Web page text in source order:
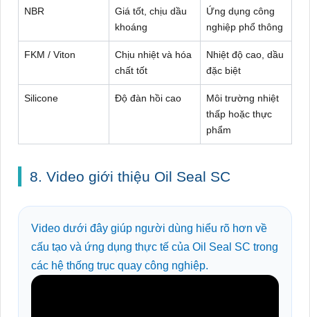
NBR
Giá tốt, chịu dầu
khoáng
Ứng dụng công
nghiệp phổ thông
FKM / Viton
Chịu nhiệt và hóa
chất tốt
Nhiệt độ cao, dầu
đặc biệt
Silicone Độ đàn hồi cao
Môi trường nhiệt
thấp hoặc thực
phẩm
8. Video giới thiệu Oil Seal SC
Video dưới đây giúp người dùng hiểu rõ hơn về
cấu tạo và ứng dụng thực tế của Oil Seal SC trong
các hệ thống trục quay công nghiệp.